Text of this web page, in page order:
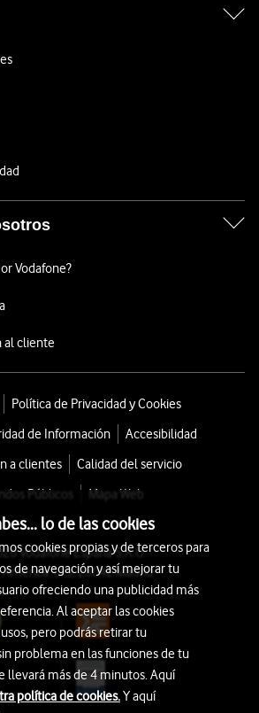
Vodafone?
al cliente
Política de Privacidad y Cookies
de Información
Accesibilidad
a clientes
Calidad del servicio
Públicos
Mapa Web
Vodafone España S.A.U.
América 115, 28042 Madrid
lo de las cookies
cookies propias y de terceros para
de navegación y así mejorar tu
ofreciendo una publicidad más
Al aceptar las cookies
pero podrás retirar tu
problema en las funciones de tu
llevará más de 4 minutos. Aquí
política de cookies.Y aquí